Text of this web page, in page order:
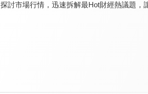
討市場行情，迅速拆解最Hot財經熱議題，